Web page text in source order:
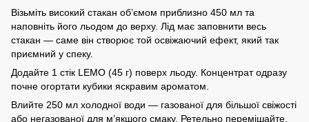
Візьміть високий стакан об’ємом приблизно 450 мл та
наповніть його льодом до верху. Лід має заповнити весь
стакан — саме він створює той освіжаючий ефект, який так
приємний у спеку.
Додайте 1 стік LEMO (45 г) поверх льоду. Концентрат одразу
почне огортати кубики яскравим ароматом.
Влийте 250 мл холодної води — газованої для більшої свіжості
або негазованої для м’якшого смаку. Ретельно перемішайте,